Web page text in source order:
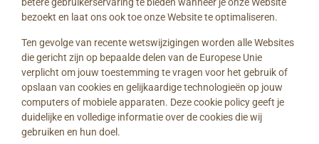
betere gebruikerservaring te bieden wanneer je onze Website
bezoekt en laat ons ook toe onze Website te optimaliseren.
Ten gevolge van recente wetswijzigingen worden alle Websites
die gericht zijn op bepaalde delen van de Europese Unie
verplicht om jouw toestemming te vragen voor het gebruik of
opslaan van cookies en gelijkaardige technologieën op jouw
computers of mobiele apparaten. Deze cookie policy geeft je
duidelijke en volledige informatie over de cookies die wij
gebruiken en hun doel.